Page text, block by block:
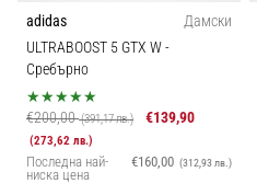
adidas
Дамски
ULTRABOOST 5 GTX W-
Сребърно
€200,00(391,17 лв.) €139,90
(273,62 лв.)
Последна най-
ниска цена
€160,00 (312,93 лв.)